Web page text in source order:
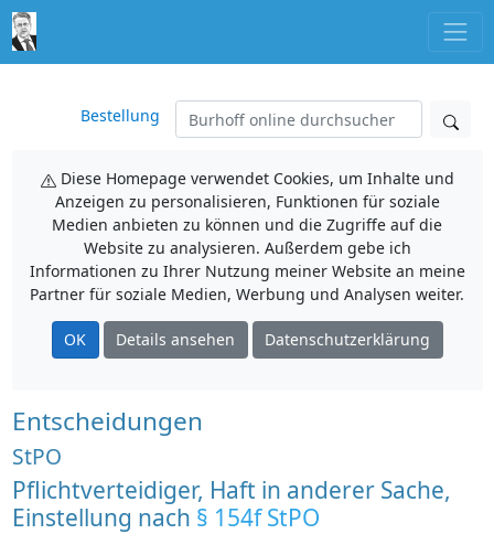
Bestellung
Diese Homepage verwendet Cookies, um Inhalte und
Anzeigen zu personalisieren, Funktionen für soziale
Medien anbieten zu können und die Zugriffe auf die
Website zu analysieren. Außerdem gebe ich
Informationen zu Ihrer Nutzung meiner Website an meine
Partner für soziale Medien, Werbung und Analysen weiter.
OK Details ansehen Datenschutzerklärung
Entscheidungen
StPO
Pflichtverteidiger, Haft in anderer Sache,
Einstellung nach § 154f StPO